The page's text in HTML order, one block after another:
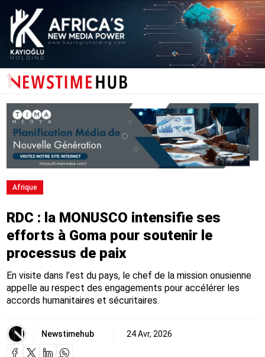
Afrique
RDC : la MONUSCO intensifie ses
efforts à Goma pour soutenir le
processus de paix
En visite dans l’est du pays, le chef de la mission onusienne
appelle au respect des engagements pour accélérer les
accords humanitaires et sécuritaires.
Newstimehub 24 Avr, 2026